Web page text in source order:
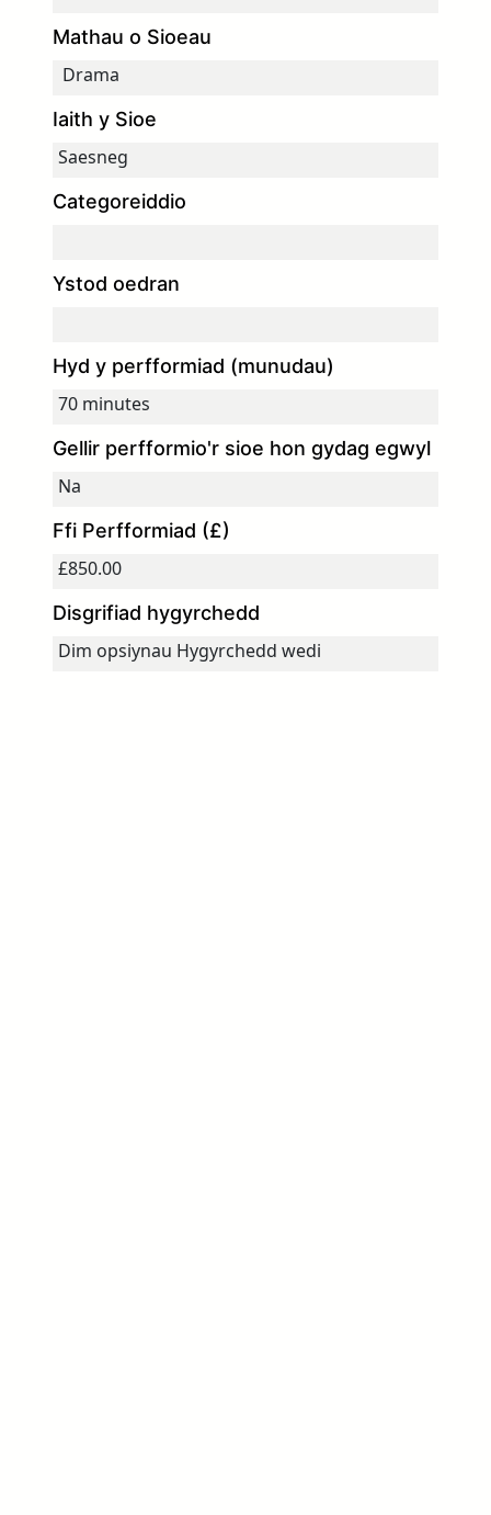
Mathau o Sioeau
Iaith y Sioe
Categoreiddio
Ystod oedran
Hyd y perfformiad (munudau)
Gellir perfformio'r sioe hon gydag egwyl
Ffi Perfformiad (£)
Disgrifiad hygyrchedd